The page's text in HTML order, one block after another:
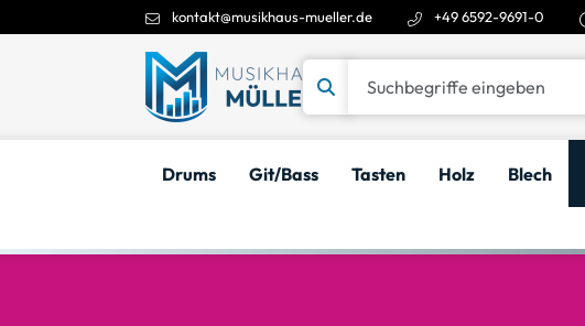
kontakt@musikhaus-mueller.de +49 6592-9691-0
Drums Git/Bass Tasten Holz Blech